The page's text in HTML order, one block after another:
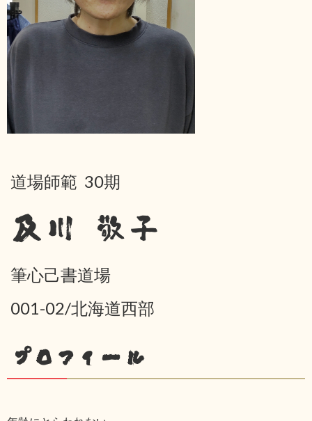
道場師範 30期
及川 敬子
筆心己書道場
001-02/北海道西部
プロフィール